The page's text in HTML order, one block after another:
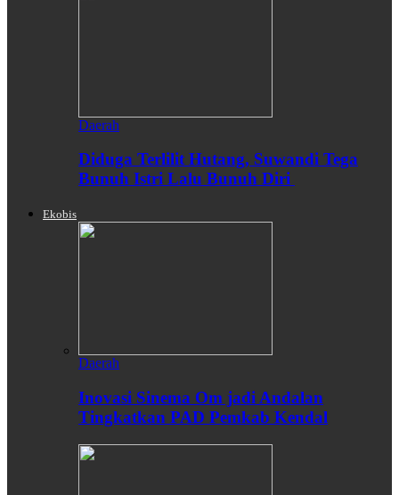
Daerah
Diduga Terlilit Hutang, Suwandi Tega
Bunuh Istri Lalu Bunuh Diri
Ekobis
Daerah
Inovasi Sinema Om jadi Andalan
Tingkatkan PAD Pemkab Kendal